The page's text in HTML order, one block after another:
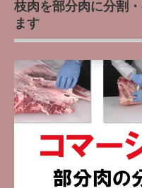
枝肉を部分肉に分割
ます